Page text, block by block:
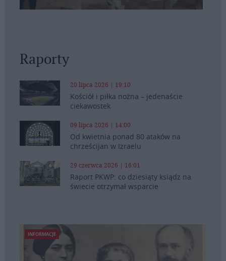
Raporty
20 lipca 2026 | 19:10
Kościół i piłka nożna – jedenaście
ciekawostek
09 lipca 2026 | 14:00
Od kwietnia ponad 80 ataków na
chrześcijan w Izraelu
29 czerwca 2026 | 16:01
Raport PKWP: co dziesiąty ksiądz na
świecie otrzymał wsparcie
INFORMACJE